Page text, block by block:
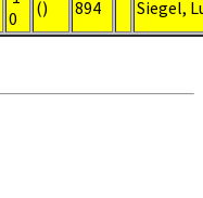
0
() 894 Siegel,